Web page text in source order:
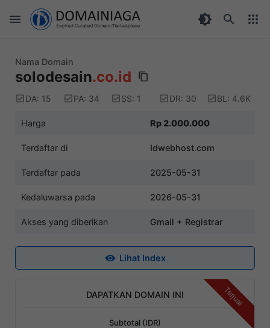
Nama Domain
solodesain.co.id
DA: 15 PA: 34 SS: 1 DR: 30 BL: 4.6K
Harga Rp 2.000.000
Terdaftar di Idwebhost.com
Terdaftar pada 2025-05-31
Kedaluwarsa pada 2026-05-31
Akses yang diberikan Gmail + Registrar
Lihat Index
Terjual
DAPATKAN DOMAIN INI
Subtotal (IDR)